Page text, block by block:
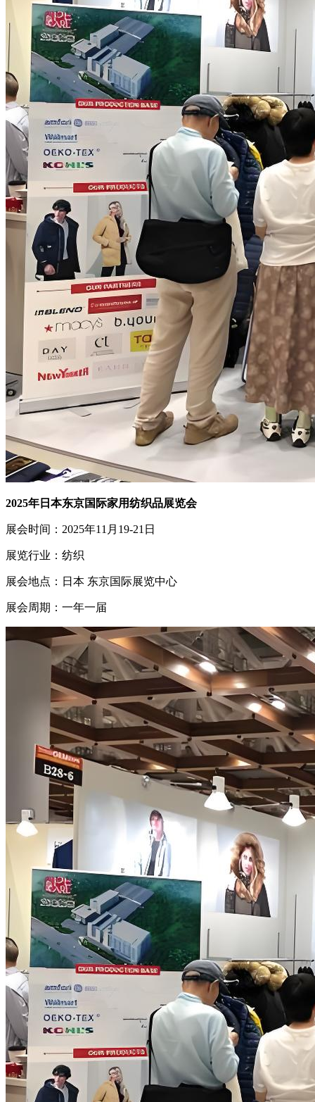
2025年日本东京国际家用纺织品展览会
展会时间：2025年11月19-21日
展览行业：纺织
展会地点：日本 东京国际展览中心
展会周期：一年一届